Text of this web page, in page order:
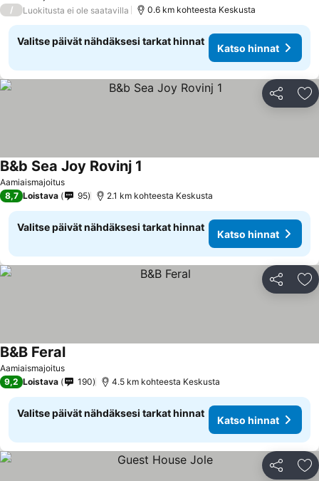
/
Luokitusta ei ole saatavilla 0.6 km kohteesta Keskusta
Valitse päivät nähdäksesi tarkat hinnat
Katso hinnat
Jaa
Aamiaismajoitus
B&b Sea Joy Rovinj 1
8,7 Loistava 95 2.1 km kohteesta Keskusta
Valitse päivät nähdäksesi tarkat hinnat
Katso hinnat
Jaa
Aamiaismajoitus
B&B FeralKatso hinnat
9,2 Loistava 190 4.5 km kohteesta Keskusta
Valitse päivät nähdäksesi tarkat hinnat
Katso hinnat
Jaa